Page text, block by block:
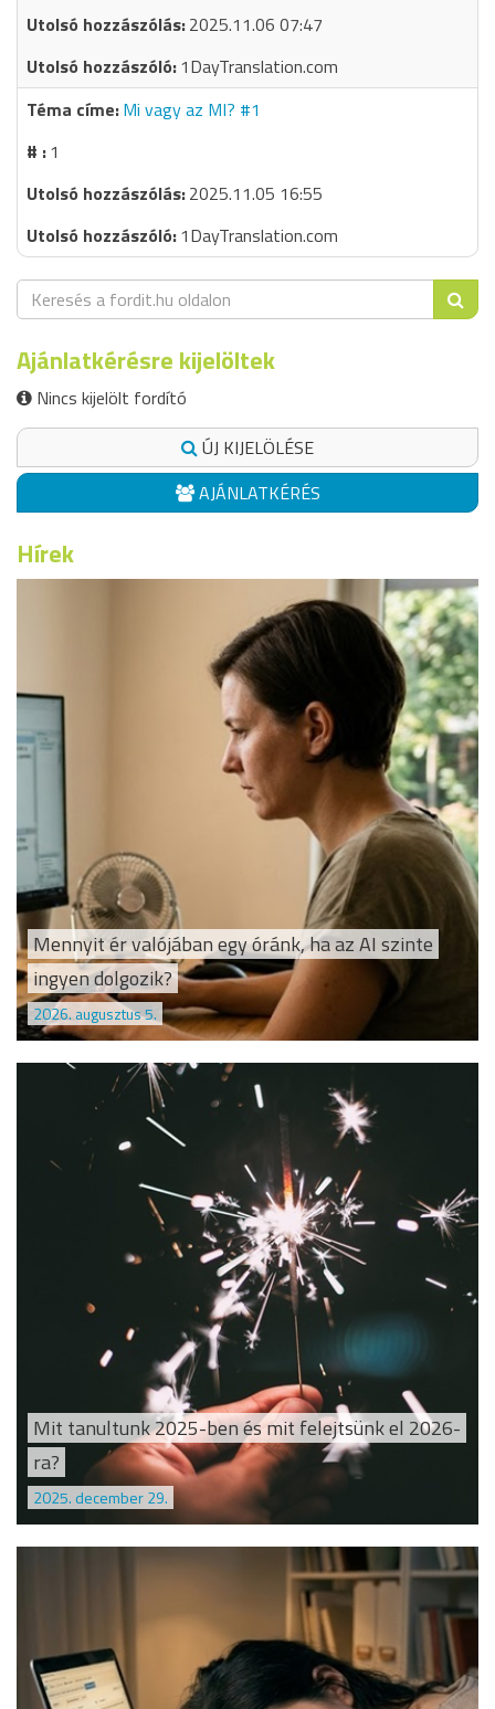
2025.11.06 07:47
1DayTranslation.com
Mi vagy az MI? #1
1
2025.11.05 16:55
1DayTranslation.com
Ajánlatkérésre kijelöltek
Nincs kijelölt fordító
ÚJ KIJELÖLÉSE
AJÁNLATKÉRÉS
Hírek
Mennyit ér valójában egy óránk, ha az AI szinte
ingyen dolgozik?
2026. augusztus 5.
Mit tanultunk 2025-ben és mit felejtsünk el 2026-
ra?
2025. december 29.